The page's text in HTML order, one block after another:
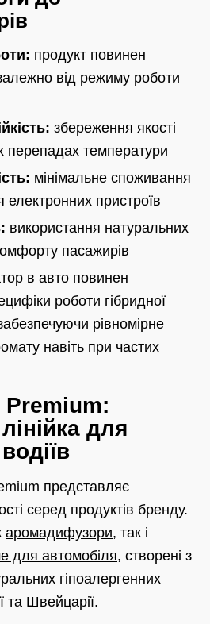
продукт повинен
від режиму роботи
збереження якості
перепадах температури
мінімальне споживання
електронних пристроїв
використання натуральних
пасажирів
в авто повинен
роботи гібридної
рівномірне
навіть при частих
для
представляє
серед продуктів бренду.
аромадифузори, так і
для автомобіля, створені з
гіпоалергенних
та Швейцарії.